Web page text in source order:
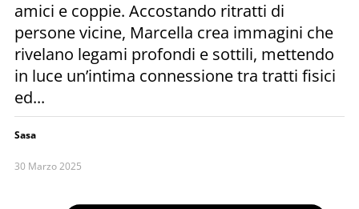
amici e coppie. Accostando ritratti di
persone vicine, Marcella crea immagini che
rivelano legami profondi e sottili, mettendo
in luce un’intima connessione tra tratti fisici
ed...
Sasa
30 Marzo 2025